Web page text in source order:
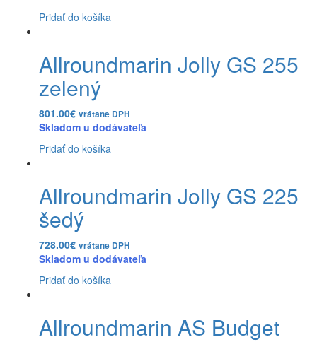
Pridať do košíka
Allroundmarin Jolly GS 255
zelený
801.00€ vrátane DPH
Skladom u dodávateľa
Pridať do košíka
Allroundmarin Jolly GS 225
šedý
728.00€ vrátane DPH
Skladom u dodávateľa
Pridať do košíka
Allroundmarin AS Budget